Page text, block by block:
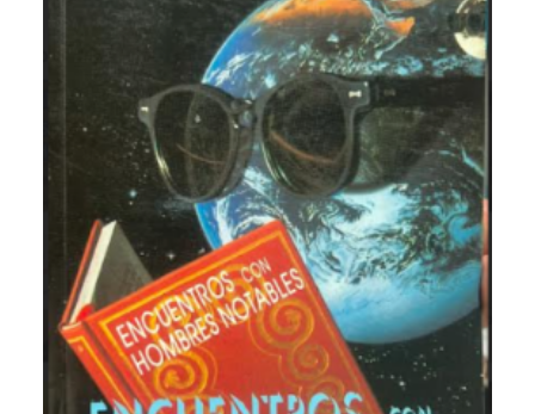
CATEGORÍAS
AUTORES DESTACADOS
GLOSARIO
CONTACTO
LOGIN / REGISTER
CART